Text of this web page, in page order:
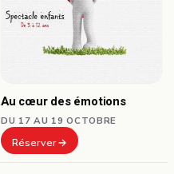
Au cœur des émotions
DU 17 AU 19 OCTOBRE
Réserver